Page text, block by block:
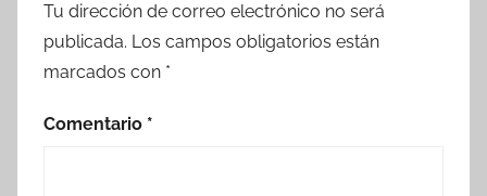
Tu dirección de correo electrónico no será
publicada. Los campos obligatorios están
marcados con *
Comentario *